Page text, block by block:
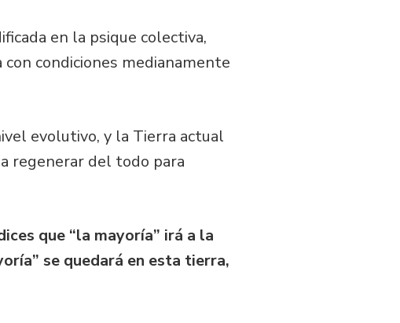
en la psique colectiva,
condiciones medianamente
evolutivo, y la Tierra actual
regenerar del todo para
que “la mayoría” irá a la
se quedará en esta tierra,